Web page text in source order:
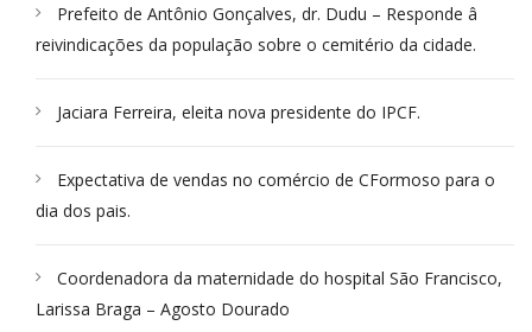
Prefeito de Antônio Gonçalves, dr. Dudu – Responde â
reivindicações da população sobre o cemitério da cidade.
Jaciara Ferreira, eleita nova presidente do IPCF.
Expectativa de vendas no comércio de CFormoso para o
dia dos pais.
Coordenadora da maternidade do hospital São Francisco,
Larissa Braga – Agosto Dourado